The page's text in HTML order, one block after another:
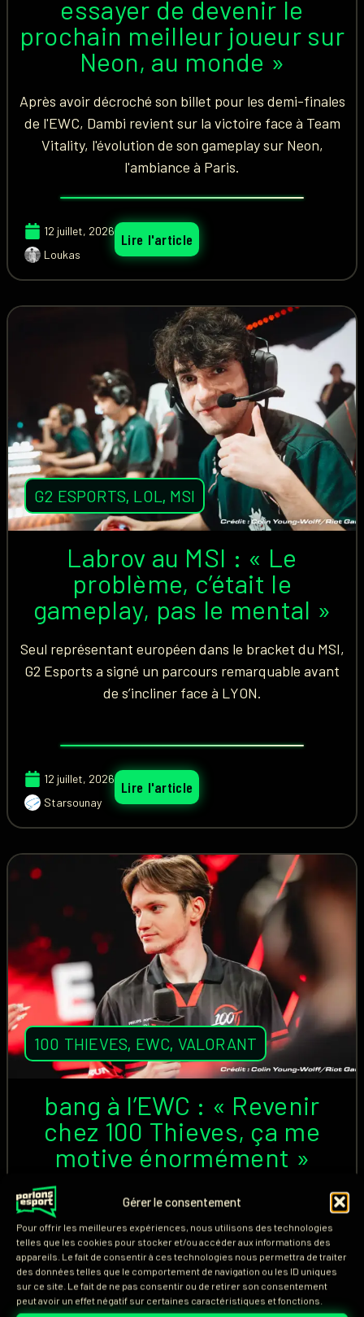
Gérer le consentement
Pour offrir les meilleures expériences, nous utilisons des technologies
telles que les cookies pour stocker et/ou accéder aux informations des
appareils. Le fait de consentir à ces technologies nous permettra de traiter
des données telles que le comportement de navigation ou les ID uniques
sur ce site. Le fait de ne pas consentir ou de retirer son consentement
peut avoir un effet négatif sur certaines caractéristiques et fonctions.
essayer de devenir le
prochain meilleur joueur sur
Neon, au monde »
Après avoir décroché son billet pour les demi-finales
de l'EWC, Dambi revient sur la victoire face à Team
Vitality, l'évolution de son gameplay sur Neon,
l'ambiance à Paris.
12 juillet, 2026
Loukas
Lire l'article
G2 ESPORTS, LOL, MSI
Labrov au MSI : « Le
problème, c’était le
gameplay, pas le mental »
Seul représentant européen dans le bracket du MSI,
G2 Esports a signé un parcours remarquable avant
de s’incliner face à LYON.
12 juillet, 2026
Starsounay
Lire l'article
100 THIEVES, EWC, VALORANT
bang à l’EWC : « Revenir
chez 100 Thieves, ça me
motive énormément »
Vainqueurs hier de leur rencontre face à MIBR à
l’Esports World Cup, 100 Thieves ont signé une
prestation solide qui leur permettait d’aborder ce
samedi avec un enjeu majeur : décrocher une place
en grande finale du tournoi Valorant.